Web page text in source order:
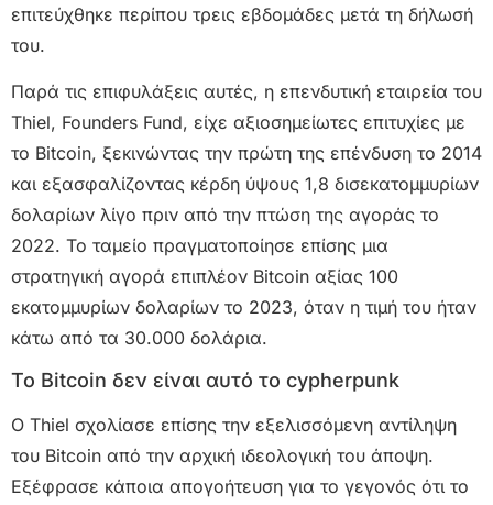
επιτεύχθηκε περίπου τρεις εβδομάδες μετά τη δήλωσή
του.
Παρά τις επιφυλάξεις αυτές, η επενδυτική εταιρεία του
Thiel, Founders Fund, είχε αξιοσημείωτες επιτυχίες με
το Bitcoin, ξεκινώντας την πρώτη της επένδυση το 2014
και εξασφαλίζοντας κέρδη ύψους 1,8 δισεκατομμυρίων
δολαρίων λίγο πριν από την πτώση της αγοράς το
2022. Το ταμείο πραγματοποίησε επίσης μια
στρατηγική αγορά επιπλέον Bitcoin αξίας 100
εκατομμυρίων δολαρίων το 2023, όταν η τιμή του ήταν
κάτω από τα 30.000 δολάρια.
Το Bitcoin δεν είναι αυτό το cypherpunk
Ο Thiel σχολίασε επίσης την εξελισσόμενη αντίληψη
του Bitcoin από την αρχική ιδεολογική του άποψη.
Εξέφρασε κάποια απογοήτευση για το γεγονός ότι το